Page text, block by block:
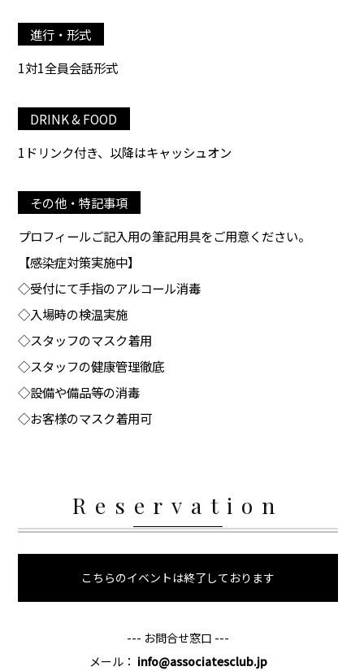
進行・形式
1対1全員会話形式
DRINK & FOOD
1ドリンク付き、以降はキャッシュオン
その他・特記事項
プロフィールご記入用の筆記用具をご用意ください。
【感染症対策実施中】
◇受付にて手指のアルコール消毒
◇入場時の検温実施
◇スタッフのマスク着用
◇スタッフの健康管理徹底
◇設備や備品等の消毒
◇お客様のマスク着用可
Reservation
こちらのイベントは終了しております
--- お問合せ窓口 ---
メール： info@associatesclub.jp